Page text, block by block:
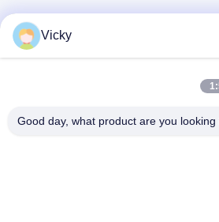
Vicky
Good day, what product are you looking